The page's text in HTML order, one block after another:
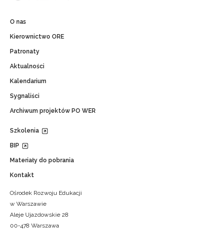
O nas
Kierownictwo ORE
Patronaty
Aktualności
Kalendarium
Sygnaliści
Archiwum projektów PO WER
Szkolenia
BIP
Materiały do pobrania
Kontakt
Ośrodek Rozwoju Edukacji
w Warszawie
Aleje Ujazdowskie 28
00-478 Warszawa